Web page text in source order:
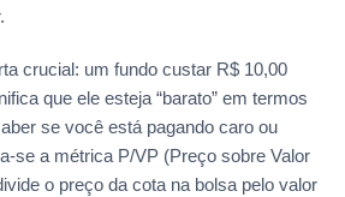
crucial: um fundo custar R$ 10,00
que ele esteja “barato” em termos
se você está pagando caro ou
se a métrica P/VP (Preço sobre Valor
o preço da cota na bolsa pelo valor